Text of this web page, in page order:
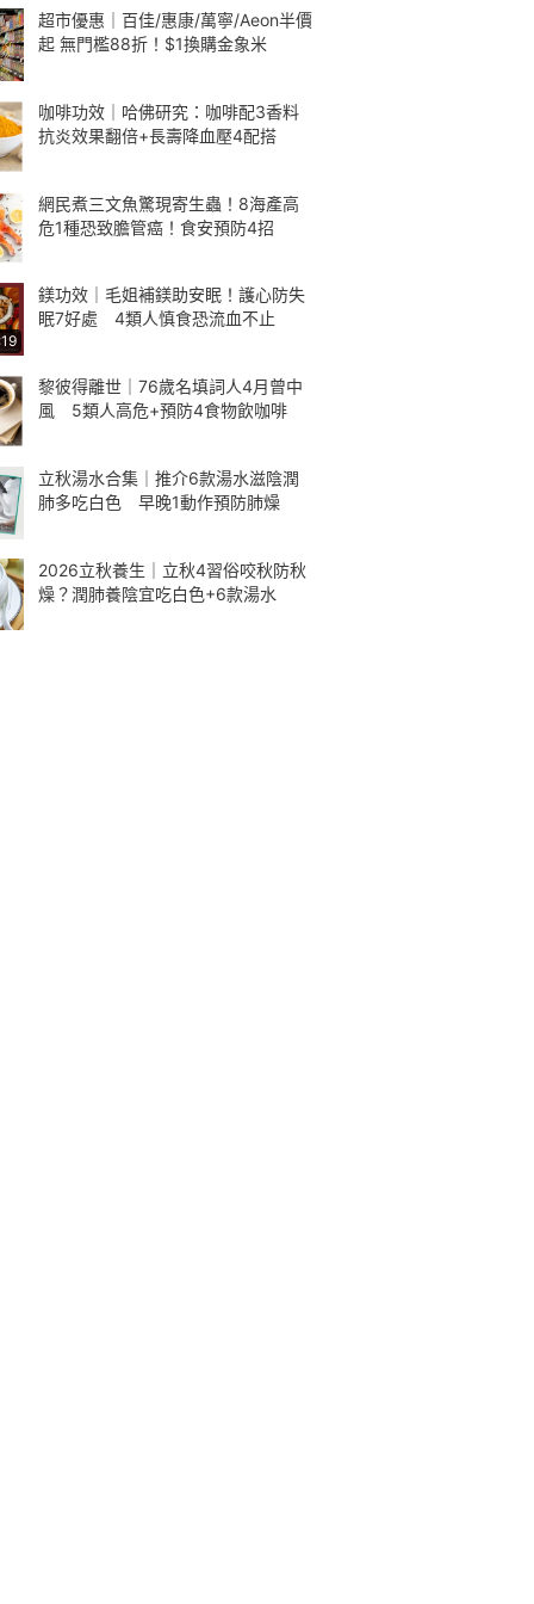
超市優惠｜百佳/惠康/萬寧/Aeon半價
起 無門檻88折！$1換購金象米
咖啡功效｜哈佛研究：咖啡配3香料
抗炎效果翻倍+長壽降血壓4配搭
網民煮三文魚驚現寄生蟲！8海產高
危1種恐致膽管癌！食安預防4招
鎂功效｜毛姐補鎂助安眠！護心防失
眠7好處 4類人慎食恐流血不止
黎彼得離世｜76歲名填詞人4月曾中
風 5類人高危+預防4食物飲咖啡
立秋湯水合集｜推介6款湯水滋陰潤
肺多吃白色 早晚1動作預防肺燥
2026立秋養生｜立秋4習俗咬秋防秋
燥？潤肺養陰宜吃白色+6款湯水